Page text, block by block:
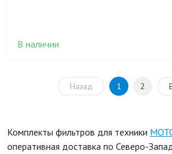
В наличии
Назад 1 2
Комплекты фильтров для техники
оперативная доставка по Северо-